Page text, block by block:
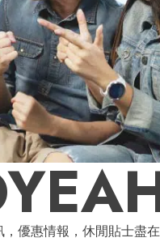
優惠情報，休閒貼士盡